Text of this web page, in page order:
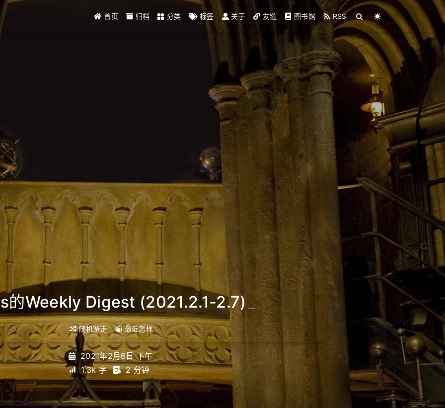
首页 归档 分类 标签 关于 友链 图书馆 RSS
的Weekly Digest (2021.2.1-2.7) _
随机游走 最近怎样
2021年2月6日 下午
1.3k 字
2 分钟